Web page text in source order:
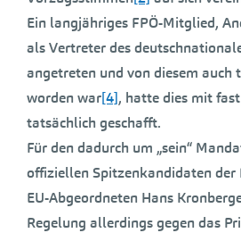
Ein langjähriges FPÖ-Mitglied,
als Vertreter des
angetreten und von diesem
worden war[4], hatte dies mit
tatsächlich geschafft.
Für den dadurch um „sein“
offiziellen Spitzenkandidaten der
EU-Abgeordneten Hans
Regelung allerdings gegen das